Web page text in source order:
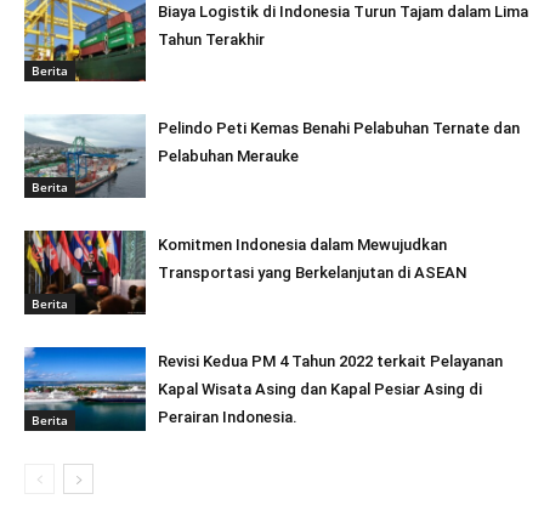
Berita
Biaya Logistik di Indonesia Turun Tajam dalam Lima
Tahun Terakhir
Berita
Pelindo Peti Kemas Benahi Pelabuhan Ternate dan
Pelabuhan Merauke
Berita
Komitmen Indonesia dalam Mewujudkan
Transportasi yang Berkelanjutan di ASEAN
Berita
Revisi Kedua PM 4 Tahun 2022 terkait Pelayanan
Kapal Wisata Asing dan Kapal Pesiar Asing di
Perairan Indonesia.